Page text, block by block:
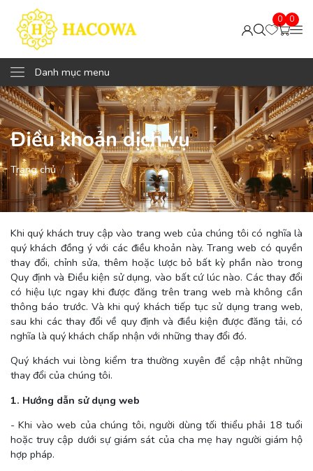
0 0
Danh mục menu
Điều khoản dịch vụ
Trang chủ
Khi quý khách truy cập vào trang web của chúng tôi có nghĩa là
quý khách đồng ý với các điều khoản này. Trang web có quyền
thay đổi, chỉnh sửa, thêm hoặc lược bỏ bất kỳ phần nào trong
Quy định và Điều kiện sử dụng, vào bất cứ lúc nào. Các thay đổi
có hiệu lực ngay khi được đăng trên trang web mà không cần
thông báo trước. Và khi quý khách tiếp tục sử dụng trang web,
sau khi các thay đổi về quy định và điều kiện được đăng tải, có
nghĩa là quý khách chấp nhận với những thay đổi đó.
Quý khách vui lòng kiểm tra thường xuyên để cập nhật những
thay đổi của chúng tôi.
1. Hướng dẫn sử dụng web
- Khi vào web của chúng tôi, người dùng tối thiểu phải 18 tuổi
hoặc truy cập dưới sự giám sát của cha mẹ hay người giám hộ
hợp pháp.